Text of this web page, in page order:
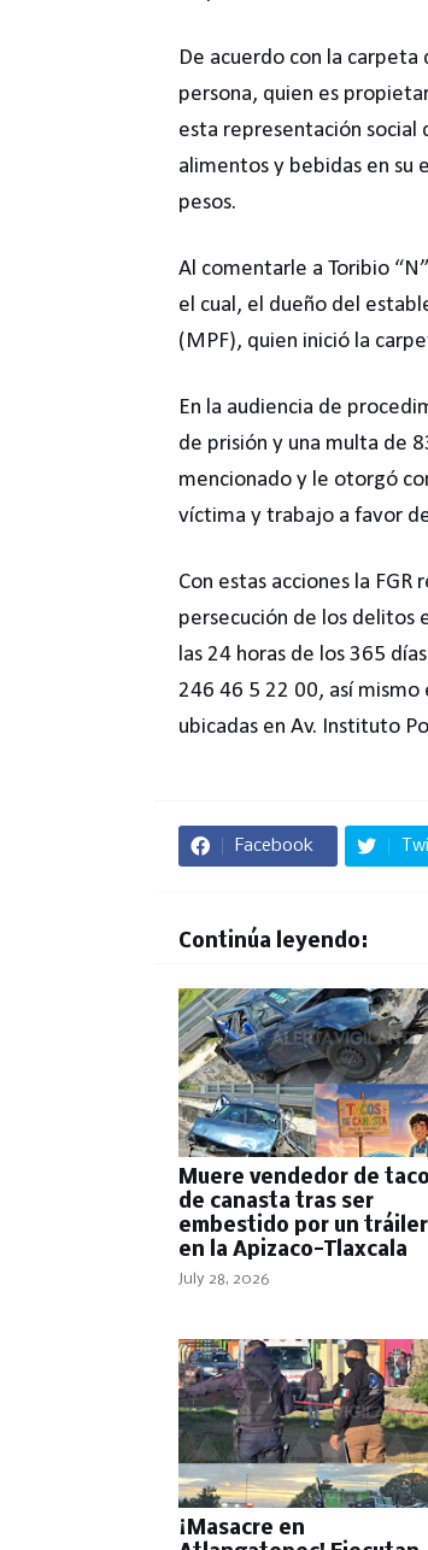
De acuerdo con la
persona, quien es
esta representación social
alimentos y bebidas en su
pesos.
Al comentarle a Toribio
el cual, el dueño del
(MPF), quien inició la
En la audiencia de
de prisión y una multa de
mencionado y le otorgó
víctima y trabajo a favor
Con estas acciones la
persecución de los delitos
las 24 horas de los 365
246 46 5 22 00, así mismo
ubicadas en Av. Instituto
Facebook
Continúa leyendo:
Muere vendedor de
de canasta tras ser
embestido por un tráiler
en la Apizaco-Tlaxcala
July 28, 2026
¡Masacre en